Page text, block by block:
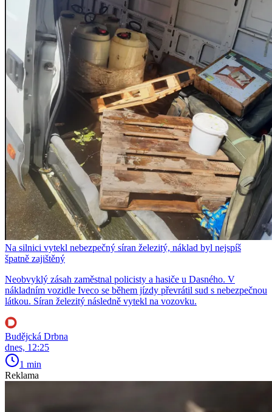
Na silnici vytekl nebezpečný síran železitý, náklad byl nejspíš
špatně zajištěný
Neobvyklý zásah zaměstnal policisty a hasiče u Dasného. V
nákladním vozidle Iveco se během jízdy převrátil sud s nebezpečnou
látkou. Síran železitý následně vytekl na vozovku.
Budějcká Drbna
dnes, 12:25
1 min
Reklama